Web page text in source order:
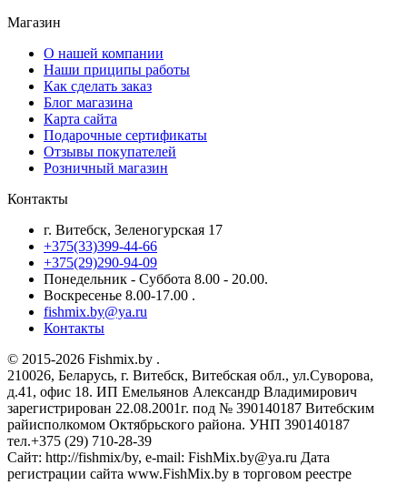
Магазин
О нашей компании
Наши приципы работы
Как сделать заказ
Блог магазина
Карта сайта
Подарочные сертификаты
Отзывы покупателей
Розничный магазин
Контакты
г. Витебск, Зеленогурская 17
+375(33)399-44-66
+375(29)290-94-09
Понедельник - Суббота 8.00 - 20.00.
Воскресенье 8.00-17.00 .
fishmix.by@ya.ru
Контакты
© 2015-2026 Fishmix.by .
210026, Беларусь, г. Витебск, Витебская обл., ул.Суворова,
д.41, офис 18. ИП Емельянов Александр Владимирович
зарегистрирован 22.08.2001г. под № 390140187 Витебским
райисполкомом Октябрьского района. УНП 390140187
тел.+375 (29) 710-28-39
Сайт: http://fishmix/by, e-mail: FishMix.by@ya.ru Дата
регистрации сайта www.FishMix.by в торговом реестре